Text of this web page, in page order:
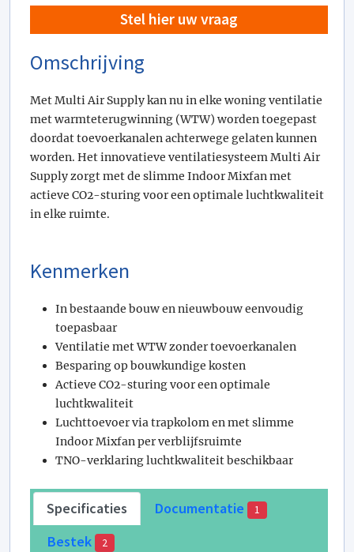
Stel hier uw vraag
Omschrijving
Met Multi Air Supply kan nu in elke woning ventilatie
met warmteterugwinning (WTW) worden toegepast
doordat toevoerkanalen achterwege gelaten kunnen
worden. Het innovatieve ventilatiesysteem Multi Air
Supply zorgt met de slimme Indoor Mixfan met
actieve CO2-sturing voor een optimale luchtkwaliteit
in elke ruimte.
Kenmerken
In bestaande bouw en nieuwbouw eenvoudig
toepasbaar
Ventilatie met WTW zonder toevoerkanalen
Besparing op bouwkundige kosten
Actieve CO2-sturing voor een optimale
luchtkwaliteit
Luchttoevoer via trapkolom en met slimme
Indoor Mixfan per verblijfsruimte
TNO-verklaring luchtkwaliteit beschikbaar
Specificaties Documentatie 1
Bestek 2